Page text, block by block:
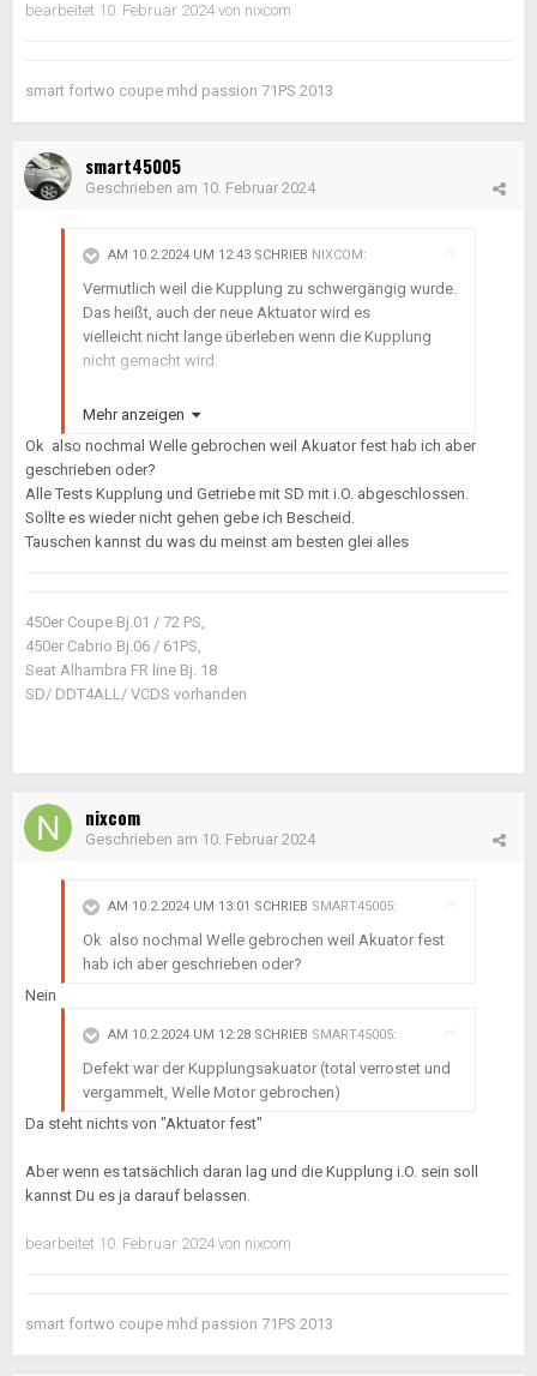
bearbeitet 10. Februar 2024 von nixcom
smart fortwo coupe mhd passion 71PS 2013
smart45005
Geschrieben am 10. Februar 2024
AM 10.2.2024 UM 12:43 SCHRIEB NIXCOM :
Vermutlich weil die Kupplung zu schwergängig wurde.
Das heißt, auch der neue Aktuator wird es
vielleicht nicht lange überleben wenn die Kupplung
nicht gemacht wird.
Jetzt ist vermutlich die Software drauf, die ohne
auch wenn die Getriebeeingangswelle (wg.
Kupp.fehler) noch nicht zum Stillstand gekommen ist.
Damit rettete Smart sich über die Garantiezeit, spätere
Getriebeschäden zahlte dann der Kunde.
Gruß Ludger
Mehr anzeigen
Ok also nochmal Welle gebrochen weil Akuator fest hab ich aber
geschrieben oder?
Alle Tests Kupplung und Getriebe mit SD mit i.O. abgeschlossen.
Sollte es wieder nicht gehen gebe ich Bescheid.
Tauschen kannst du was du meinst am besten glei alles
450er Coupe Bj.01 / 72 PS,
450er Cabrio Bj.06 / 61PS,
Seat Alhambra FR line Bj. 18
SD/ DDT4ALL/ VCDS vorhanden
nixcom
Geschrieben am 10. Februar 2024
AM 10.2.2024 UM 13:01 SCHRIEB SMART45005:
Ok also nochmal Welle gebrochen weil Akuator fest
hab ich aber geschrieben oder?
Nein
AM 10.2.2024 UM 12:28 SCHRIEB SMART45005:
Defekt war der Kupplungsakuator (total verrostet und
vergammelt, Welle Motor gebrochen)
Da steht nichts von "Aktuator fest"
Aber wenn es tatsächlich daran lag und die Kupplung i.O. sein soll
kannst Du es ja darauf belassen.
bearbeitet 10. Februar 2024 von nixcom
smart fortwo coupe mhd passion 71PS 2013